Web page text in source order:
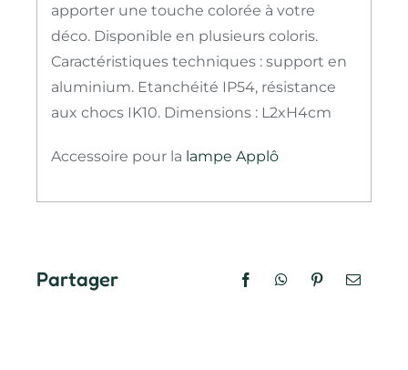
apporter une touche colorée à votre
déco. Disponible en plusieurs coloris.
Caractéristiques techniques : support en
aluminium. Etanchéité IP54, résistance
aux chocs IK10. Dimensions : L2xH4cm
Accessoire pour la lampe Applô
Partager